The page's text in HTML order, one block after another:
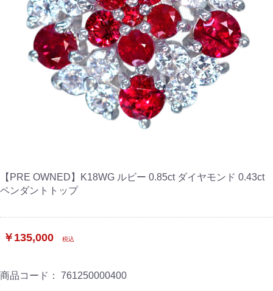
【PRE OWNED】K18WG ルビー 0.85ct ダイヤモンド 0.43ct
ペンダントトップ
￥135,000 税込
商品コード： 761250000400